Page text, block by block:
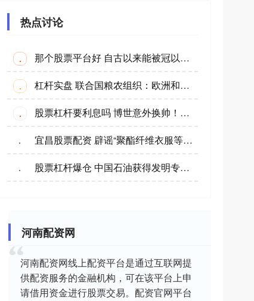
热点讨论
· 那个股票平台好 自古以来能被冠以伟大的诗人，仅有四个，其它人皆与“伟大”无缘
· 杠杆实盘 联合国粮农组织：欧洲和中亚逾1亿人经历粮食短缺
· 股票杠杆要利息吗 博世意外换帅！哈通离职，Christian Fischer接任
· 宜昌股票配资 辟谣“聚酯纤维衣服等于塑料瓶”伪科普 中国石油科学拆解误区
· 股票杠杆爆仓 中国石油获得发明专利授权：“一种可改造性确定方法、装置、存储介质及电子设备”
河南配资网
河南配资网线上配资平台是通过互联网提
供配资服务的金融机构，可在该平台上申
请借用资金进行股票交易。配资官网平台